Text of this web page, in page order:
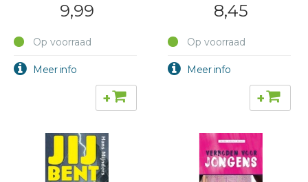
9,99
Op voorraad
+
8,45
Op voorraad
+